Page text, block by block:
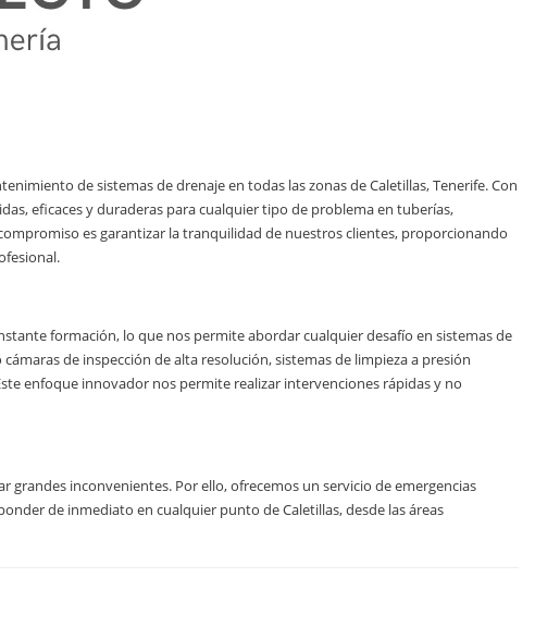
de sistemas de drenaje en todas las zonas de Caletillas, Tenerife. Con
eficaces y duraderas para cualquier tipo de problema en tuberías,
es garantizar la tranquilidad de nuestros clientes, proporcionando
formación, lo que nos permite abordar cualquier desafío en sistemas de
de inspección de alta resolución, sistemas de limpieza a presión
enfoque innovador nos permite realizar intervenciones rápidas y no
inconvenientes. Por ello, ofrecemos un servicio de emergencias
de inmediato en cualquier punto de Caletillas, desde las áreas